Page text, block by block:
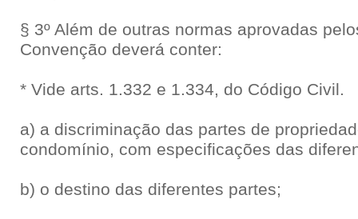
§ 3º Além de outras normas aprovadas
Convenção deverá conter:
* Vide arts. 1.332 e 1.334, do Código Civil.
a) a discriminação das partes de
condomínio, com especificações das
b) o destino das diferentes partes;